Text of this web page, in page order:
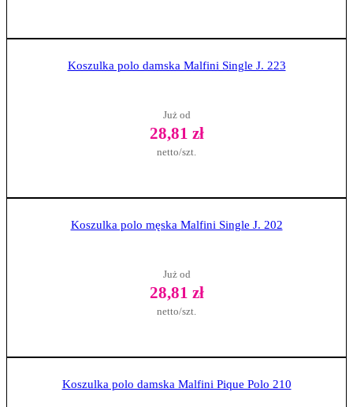
Koszulka polo damska Malfini Single J. 223
Już od
28,81 zł
netto/szt.
Koszulka polo męska Malfini Single J. 202
Już od
28,81 zł
netto/szt.
Koszulka polo damska Malfini Pique Polo 210